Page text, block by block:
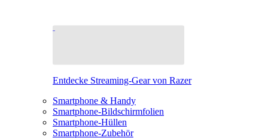
Entdecke Streaming-Gear von Razer
Smartphone & Handy
Smartphone-Bildschirmfolien
Smartphone-Hüllen
Smartphone-Zubehör